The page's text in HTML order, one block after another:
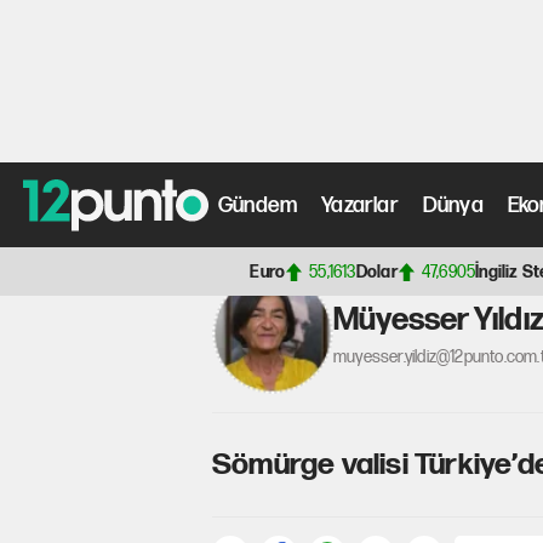
Gündem Yazarlar Dünya
Euro 55,1613Dolar 47,6905İngiliz
Anasayfa>Yazarlar>Müyesser Yıldız>Sömürge valisi
Müyesser Yıldız
Sömürge valisi